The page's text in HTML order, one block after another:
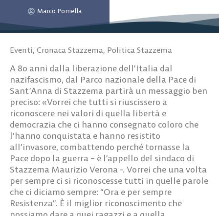
Marco Pomella
Eventi, Cronaca Stazzema, Politica Stazzema
A 80 anni dalla liberazione dell’Italia dal
nazifascismo, dal Parco nazionale della Pace di
Sant’Anna di Stazzema partirà un messaggio ben
preciso: «Vorrei che tutti si riuscissero a
riconoscere nei valori di quella libertà e
democrazia che ci hanno consegnato coloro che
l’hanno conquistata e hanno resistito
all’invasore, combattendo perché tornasse la
Pace dopo la guerra – è l’appello del sindaco di
Stazzema Maurizio Verona -. Vorrei che una volta
per sempre ci si riconoscesse tutti in quelle parole
che ci diciamo sempre: “Ora e per sempre
Resistenza”. È il miglior riconoscimento che